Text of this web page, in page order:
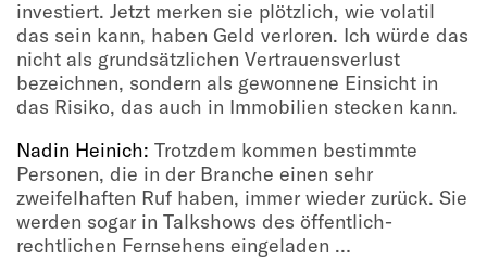
investiert. Jetzt merken sie plötzlich, wie volatil
das sein kann, haben Geld verloren. Ich würde das
nicht als grundsätzlichen Vertrauensverlust
bezeichnen, sondern als gewonnene Einsicht in
das Risiko, das auch in Immobilien stecken kann.
Nadin Heinich: Trotzdem kommen bestimmte
Personen, die in der Branche einen sehr
zweifelhaften Ruf haben, immer wieder zurück. Sie
werden sogar in Talkshows des öffentlich-
rechtlichen Fernsehens eingeladen …